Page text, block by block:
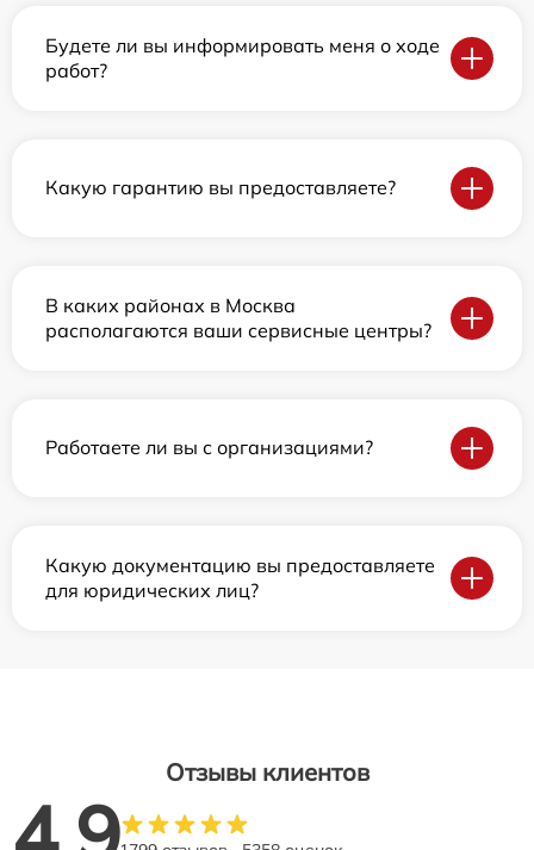
Будете ли вы информировать меня о ходе
работ?
Какую гарантию вы предоставляете?
В каких районах в Москва
располагаются ваши сервисные центры?
Работаете ли вы с организациями?
Какую документацию вы предоставляете
для юридических лиц?
Отзывы клиентов